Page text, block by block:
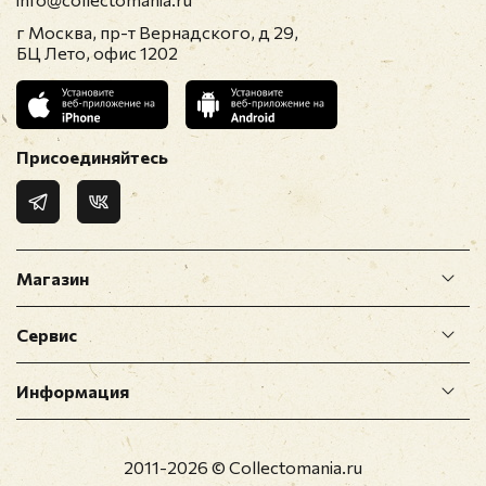
модерацию
Магазин
Сервис
Информация
г Москва, пр-т Вернадского, д 29,
БЦ Лето, офис 1202
Присоединяйтесь
2011-2026 © Collectomania.ru